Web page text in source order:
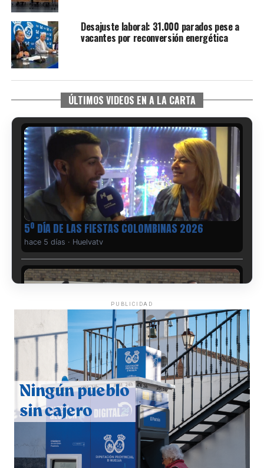
Desajuste laboral: 31.000 parados pese a
vacantes por reconversión energética
ÚLTIMOS VIDEOS EN A LA CARTA
5º DÍA DE LAS FIESTAS COLOMBINAS 2026
hace 5 días · Huelvatv
CUARTA CORRIDA DE LAS FIESTAS COLOMBINAS
2026
hace 6 días·Huelvatv
PUBLICIDAD